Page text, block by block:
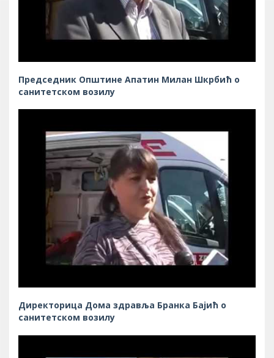
Председник Општине Апатин Милан Шкрбић о
санитетском возилу
Директорица Дома здравља Бранка Бајић о
санитетском возилу